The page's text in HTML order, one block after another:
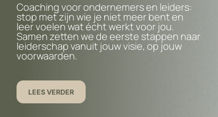
Coaching voor ondernemers en leiders:
stop met zijn wie je niet meer bent en
leer voelen wat écht werkt voor jou.
Samen zetten we de eerste stappen naar
leiderschap vanuit jouw visie, op jouw
voorwaarden.
LEES VERDER